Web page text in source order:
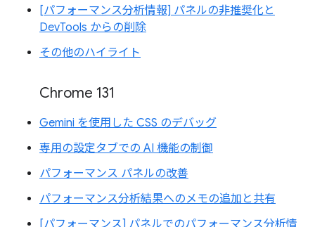
[パフォーマンス分析情報] パネルの非推奨化と
DevTools からの削除
その他のハイライト
Chrome 131
Gemini を使用した CSS のデバッグ
専用の設定タブでの AI 機能の制御
パフォーマンス パネルの改善
パフォーマンス分析結果へのメモの追加と共有